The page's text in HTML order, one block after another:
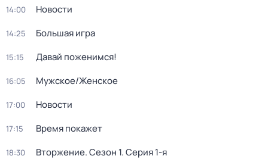
14:00 Новости
14:25 Большая игра
15:15 Давай поженимся!
16:05 Мужское/Женское
17:00 Новости
17:15 Время покажет
18:30 Вторжение. Сезон 1. Серия 1-я